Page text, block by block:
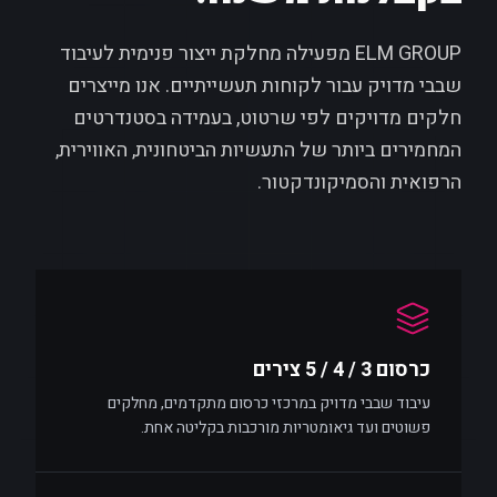
ELM GROUP מפעילה מחלקת ייצור פנימית לעיבוד
שבבי מדויק עבור לקוחות תעשייתיים. אנו מייצרים
חלקים מדויקים לפי שרטוט, בעמידה בסטנדרטים
המחמירים ביותר של התעשיות הביטחונית, האווירית,
הרפואית והסמיקונדקטור.
כרסום 3 / 4 / 5 צירים
עיבוד שבבי מדויק במרכזי כרסום מתקדמים, מחלקים
פשוטים ועד גיאומטריות מורכבות בקליטה אחת.